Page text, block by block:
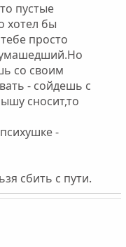
пустые
хотел бы
просто
со своим
- сойдешь с
сносит,то
-
сбить с пути.